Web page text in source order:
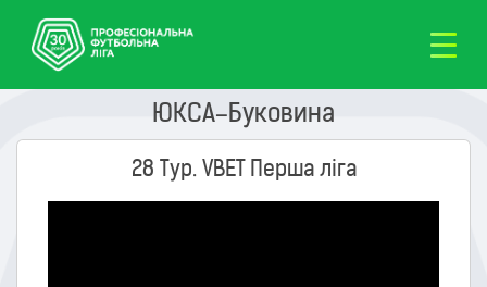
ЮКСА–Буковина
28 Тур. VBET Перша ліга